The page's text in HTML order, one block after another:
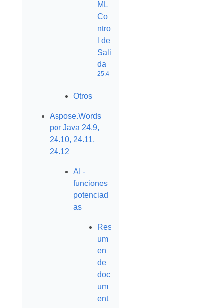
ML
Co
ntro
l de
Sali
da
25.4
Otros
Aspose.Words
por Java 24.9,
24.10, 24.11,
24.12
AI -
funciones
potenciad
as
Res
um
en
de
doc
um
ent